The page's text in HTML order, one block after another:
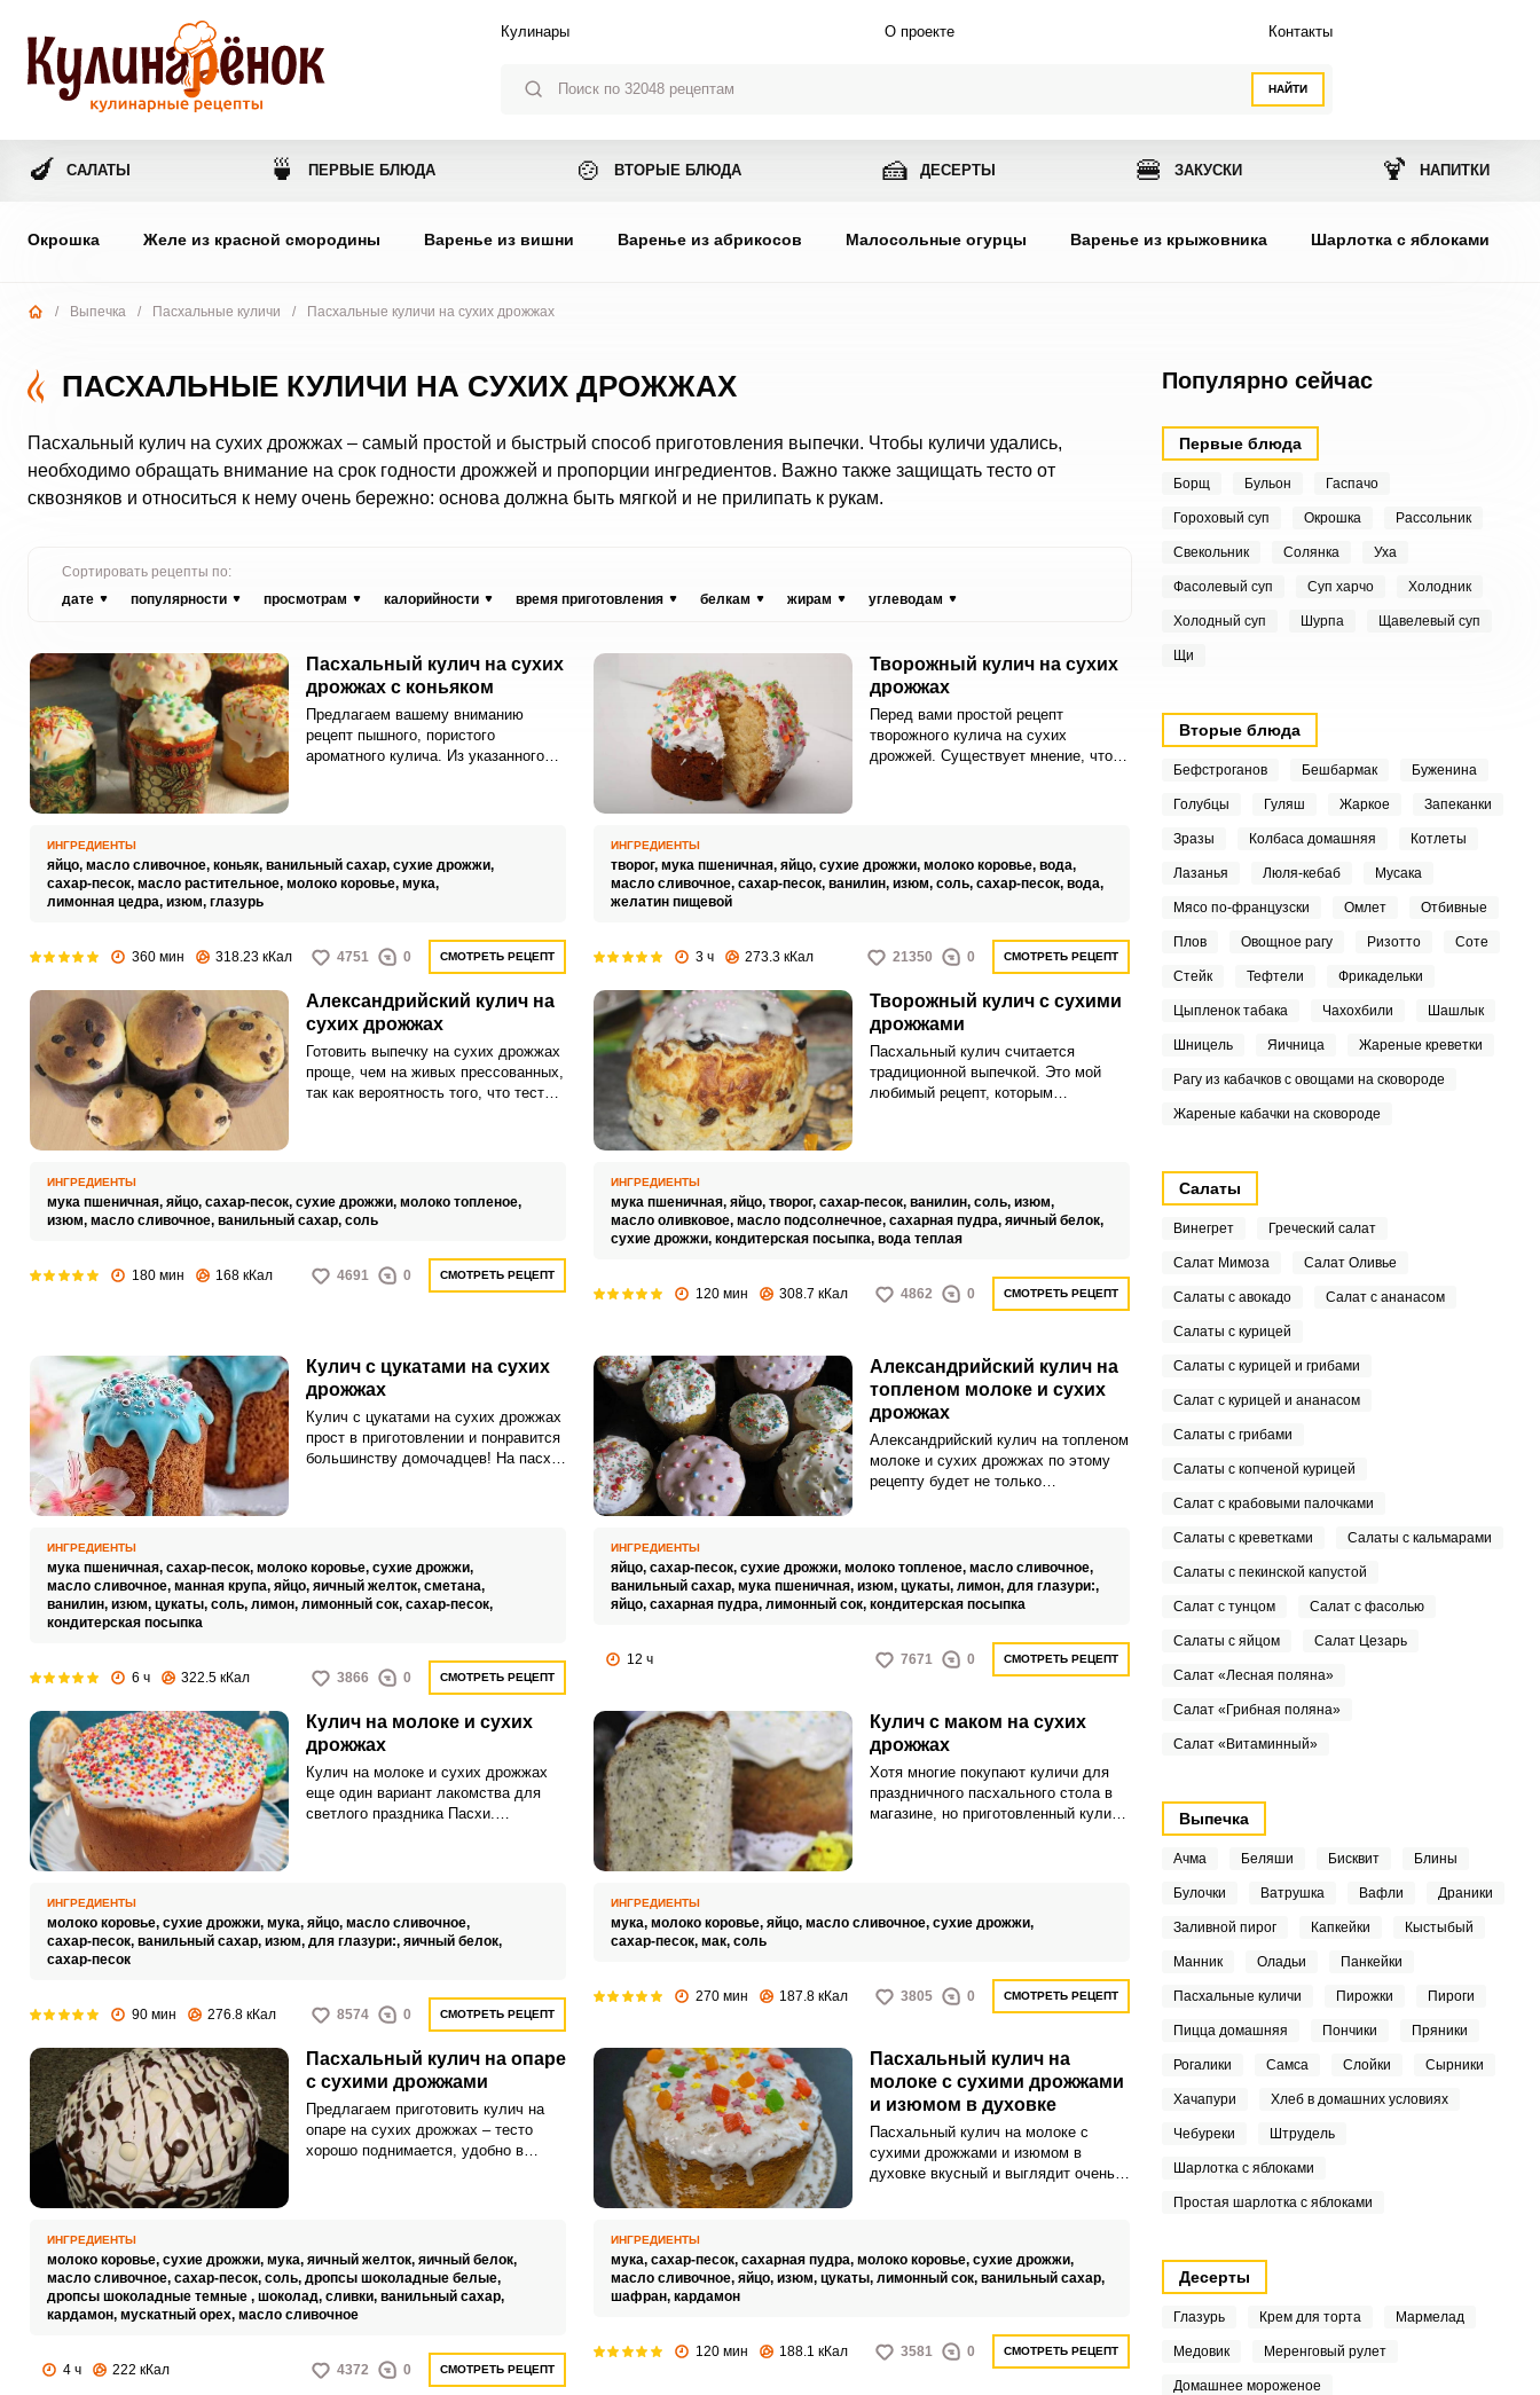
НАЙТИ
Кулинары О проекте Контакты
🍆 САЛАТЫ 🍵 ПЕРВЫЕ БЛЮДА 🍲 ВТОРЫЕ БЛЮДА 🍰 ДЕСЕРТЫ 🍔 ЗАКУСКИ 🍹 НАПИТКИ
Окрошка Желе из красной смородины Варенье из вишни Варенье из абрикосов Малосольные огурцы Варенье из крыжовника Шарлотка с яблоками
/ Выпечка / Пасхальные куличи / Пасхальные куличи на сухих дрожжах
ПАСХАЛЬНЫЕ КУЛИЧИ НА СУХИХ ДРОЖЖАХ
Пасхальный кулич на сухих дрожжах – самый простой и быстрый способ приготовления выпечки. Чтобы куличи удались,
необходимо обращать внимание на срок годности дрожжей и пропорции ингредиентов. Важно также защищать тесто от
сквозняков и относиться к нему очень бережно: основа должна быть мягкой и не прилипать к рукам.
Сортировать рецепты по:
дате
популярности просмотрам калорийности время приготовления белкам жирам углеводам
Пасхальный кулич на сухих
дрожжах с коньяком
Предлагаем вашему вниманию
рецепт пышного, пористого
ароматного кулича. Из указанного
ИНГРЕДИЕНТЫ
яйцо, масло сливочное, коньяк, ванильный сахар, сухие дрожжи,
сахар-песок, масло растительное, молоко коровье, мука,
лимонная цедра, изюм, глазурь
360 мин 318.23 кКал 4751 0 СМОТРЕТЬ РЕЦЕПТ
Творожный кулич на сухих
дрожжах
Перед вами простой рецепт
творожного кулича на сухих
дрожжей. Существует мнение, что
дрожжах.
ИНГРЕДИЕНТЫ
творог, мука пшеничная, яйцо, сухие дрожжи, молоко коровье, вода,
масло сливочное, сахар-песок, ванилин, изюм, соль, сахар-песок, вода,
желатин пищевой
3 ч 273.3 кКал 21350 0 СМОТРЕТЬ РЕЦЕПТ
Александрийский кулич на
сухих дрожжах
Готовить выпечку на сухих дрожжах
проще, чем на живых прессованных,
так как вероятность того, что тесто
ИНГРЕДИЕНТЫ
мука пшеничная, яйцо, сахар-песок, сухие дрожжи, молоко топленое,
изюм, масло сливочное, ванильный сахар, соль
180 мин 168 кКал 4691 0 СМОТРЕТЬ РЕЦЕПТ
Творожный кулич с сухими
дрожжами
Пасхальный кулич считается
традиционной выпечкой. Это мой
любимый рецепт, которым
ИНГРЕДИЕНТЫ
мука пшеничная, яйцо, творог, сахар-песок, ванилин, соль, изюм,
масло оливковое, масло подсолнечное, сахарная пудра, яичный белок,
сухие дрожжи, кондитерская посыпка, вода теплая
120 мин 308.7 кКал 4862 0 СМОТРЕТЬ РЕЦЕПТ
Кулич с цукатами на сухих
дрожжах
Кулич с цукатами на сухих дрожжах
прост в приготовлении и понравится
большинству домочадцев! На пасху
результате получаются ароматные и
вкусные влажные пироги с цукатами,
которые при разрезе не крошатся.
ИНГРЕДИЕНТЫ
мука пшеничная, сахар-песок, молоко коровье, сухие дрожжи,
масло сливочное, манная крупа, яйцо, яичный желток, сметана,
ванилин, изюм, цукаты, соль, лимон, лимонный сок, сахар-песок,
кондитерская посыпка
6 ч 322.5 кКал 3866 0 СМОТРЕТЬ РЕЦЕПТ
Александрийский кулич на
топленом молоке и сухих
дрожжах
Александрийский кулич на топленом
молоке и сухих дрожжах по этому
рецепту будет не только
влажный и сливочный благодаря
топленому молоку, со сладковатыми
сухофруктами.
ИНГРЕДИЕНТЫ
яйцо, сахар-песок, сухие дрожжи, молоко топленое, масло сливочное,
ванильный сахар, мука пшеничная, изюм, цукаты, лимон, для глазури:,
яйцо, сахарная пудра, лимонный сок, кондитерская посыпка
12 ч 7671 0 СМОТРЕТЬ РЕЦЕПТ
Кулич на молоке и сухих
дрожжах
Кулич на молоке и сухих дрожжах
еще один вариант лакомства для
светлого праздника Пасхи.
ИНГРЕДИЕНТЫ
молоко коровье, сухие дрожжи, мука, яйцо, масло сливочное,
сахар-песок, ванильный сахар, изюм, для глазури:, яичный белок,
сахар-песок
90 мин 276.8 кКал 8574 0 СМОТРЕТЬ РЕЦЕПТ
Кулич с маком на сухих
дрожжах
Хотя многие покупают куличи для
праздничного пасхального стола в
магазине, но приготовленный кулич
предлагается, как вариант,
ИНГРЕДИЕНТЫ
мука, молоко коровье, яйцо, масло сливочное, сухие дрожжи,
сахар-песок, мак, соль
270 мин 187.8 кКал 3805 0 СМОТРЕТЬ РЕЦЕПТ
Пасхальный кулич на опаре
с сухими дрожжами
Предлагаем приготовить кулич на
опаре на сухих дрожжах – тесто
хорошо поднимается, удобно в
принципу рулета. Усилий – минимум,
а вид на срезе – шикарный.
ИНГРЕДИЕНТЫ
молоко коровье, сухие дрожжи, мука, яичный желток, яичный белок,
масло сливочное, сахар-песок, соль, дропсы шоколадные белые,
дропсы шоколадные темные , шоколад, сливки, ванильный сахар,
кардамон, мускатный орех, масло сливочное
4 ч 222 кКал 4372 0 СМОТРЕТЬ РЕЦЕПТ
Пасхальный кулич на
молоке с сухими дрожжами
и изюмом в духовке
Пасхальный кулич на молоке с
сухими дрожжами и изюмом в
духовке вкусный и выглядит очень
нежного, удивительно вкусного и
«душевного» кулича. Домашний,
праздничного стола, излюбленным и
долгожданным яством взрослых и
ИНГРЕДИЕНТЫ
мука, сахар-песок, сахарная пудра, молоко коровье, сухие дрожжи,
масло сливочное, яйцо, изюм, цукаты, лимонный сок, ванильный сахар,
шафран, кардамон
120 мин 188.1 кКал 3581 0 СМОТРЕТЬ РЕЦЕПТ
Популярно сейчас
Первые блюда
Борщ Бульон Гаспачо
Гороховый суп Окрошка Рассольник
Свекольник Солянка Уха
Фасолевый суп Суп харчо Холодник
Холодный суп Шурпа Щавелевый суп
Щи
Вторые блюда
Бефстроганов Бешбармак Буженина
Голубцы Гуляш Жаркое Запеканки
Зразы Колбаса домашняя Котлеты
Лазанья Люля-кебаб Мусака
Мясо по-французски Омлет Отбивные
Плов Овощное рагу Ризотто Соте
Стейк Тефтели Фрикадельки
Цыпленок табака Чахохбили Шашлык
Шницель Яичница Жареные креветки
Рагу из кабачков с овощами на сковороде
Жареные кабачки на сковороде
Салаты
Винегрет Греческий салат
Салат Мимоза Салат Оливье
Салаты с авокадо Салат с ананасом
Салаты с курицей
Салаты с курицей и грибами
Салат с курицей и ананасом
Салаты с грибами
Салаты с копченой курицей
Салат с крабовыми палочками
Салаты с креветками Салаты с кальмарами
Салаты с пекинской капустой
Салат с тунцом Салат с фасолью
Салаты с яйцом Салат Цезарь
Салат «Лесная поляна»
Салат «Грибная поляна»
Салат «Витаминный»
Выпечка
Ачма Беляши Бисквит Блины
Булочки Ватрушка Вафли Драники
Заливной пирог Капкейки Кыстыбый
Манник Оладьи Панкейки
Пасхальные куличи Пирожки Пироги
Пицца домашняя Пончики Пряники
Рогалики Самса Слойки Сырники
Хачапури Хлеб в домашних условиях
Чебуреки Штрудель
Шарлотка с яблоками
Простая шарлотка с яблоками
Десерты
Глазурь Крем для торта Мармелад
Медовик Меренговый рулет
Домашнее мороженое